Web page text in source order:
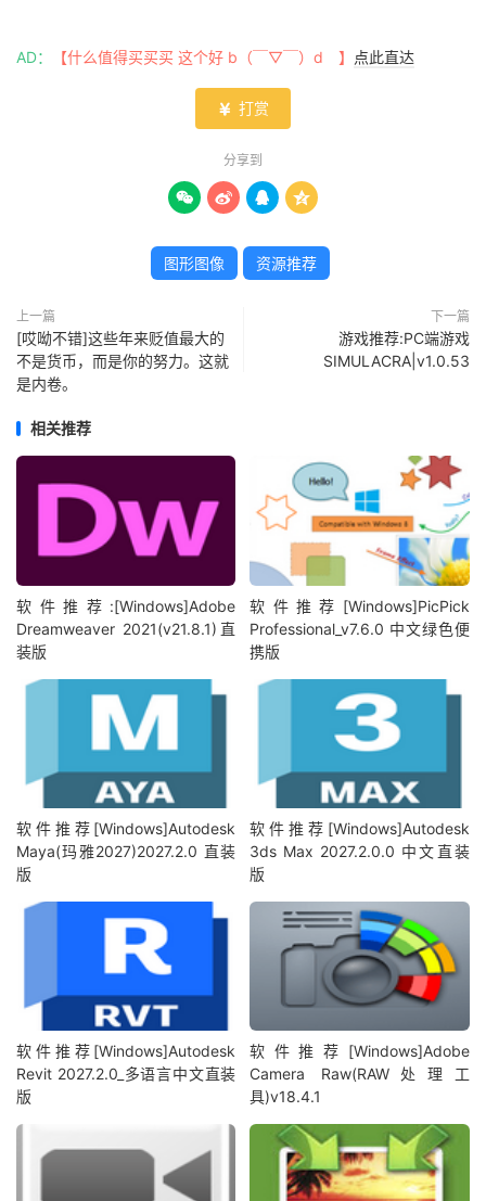
AD： 【什么值得买买买 这个好 b（￣▽￣）d 】 点此直达
 打赏
分享到
   
图形图像 资源推荐
上一篇
[哎呦不错]这些年来贬值最大的
不是货币，而是你的努力。这就
是内卷。 ​​​​
下一篇
游戏推荐:PC端游戏
SIMULACRA|v1.0.53
相关推荐
软件推荐:[Windows]Adobe
Dreamweaver 2021(v21.8.1)直
装版
软件推荐[Windows]PicPick
Professional_v7.6.0 中文绿色便
携版
软件推荐[Windows]Autodesk
Maya(玛雅2027)2027.2.0 直装
版
软件推荐[Windows]Autodesk
3ds Max 2027.2.0.0 中文直装
版
软件推荐[Windows]Autodesk
Revit 2027.2.0_多语言中文直装
版
软件推荐[Windows]Adobe
Camera Raw(RAW处理工
具)v18.4.1